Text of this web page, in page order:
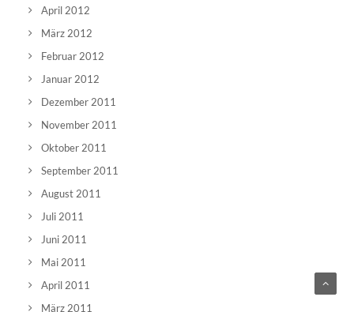
April 2012
März 2012
Februar 2012
Januar 2012
Dezember 2011
November 2011
Oktober 2011
September 2011
August 2011
Juli 2011
Juni 2011
Mai 2011
April 2011
März 2011